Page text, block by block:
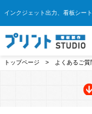
インクジェット出力、看板シー
トップページ > よくあるご質